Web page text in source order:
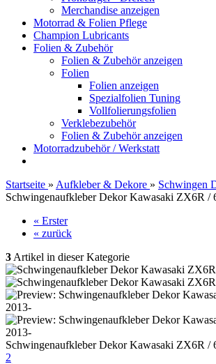
Merchandise anzeigen
Motorrad & Folien Pflege
Champion Lubricants
Folien & Zubehör
Folien & Zubehör anzeigen
Folien
Folien anzeigen
Spezialfolien Tuning
Vollfolierungsfolien
Verklebezubehör
Folien & Zubehör anzeigen
Motorradzubehör / Werkstatt
Startseite » Aufkleber & Dekore » Schwingen
Schwingenaufkleber Dekor Kawasaki ZX6R /
« Erster
« zurück
3 Artikel in dieser Kategorie
Schwingenaufkleber Dekor Kawasaki ZX6R /
2